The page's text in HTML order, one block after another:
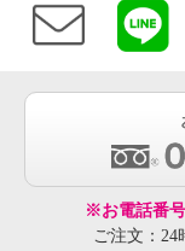
※お電話番号
ご注文：